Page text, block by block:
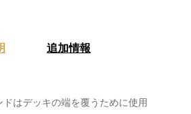
追加情報
はデッキの端を覆うために使用